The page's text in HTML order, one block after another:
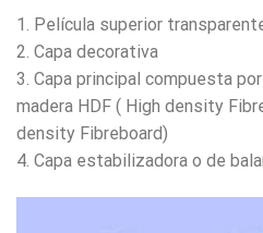
1. Película superior
2. Capa decorativa
3. Capa principal compuesta
madera HDF ( High density
density Fibreboard)
4. Capa estabilizadora o de